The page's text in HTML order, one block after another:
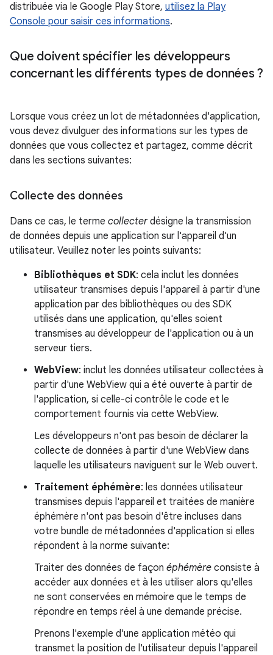
distribuée via le Google Play Store, utilisez la Play
Console pour saisir ces informations.
Que doivent spécifier les développeurs
concernant les différents types de données ?
Lorsque vous créez un lot de métadonnées d'application,
vous devez divulguer des informations sur les types de
données que vous collectez et partagez, comme décrit
dans les sections suivantes:
Collecte des données
Dans ce cas, le terme collecterdésigne la transmission
de données depuis une application sur l'appareil d'un
utilisateur. Veuillez noter les points suivants:
Bibliothèques et SDK: cela inclut les données
utilisateur transmises depuis l'appareil à partir d'une
application par des bibliothèques ou des SDK
utilisés dans une application, qu'elles soient
transmises au développeur de l'application ou à un
serveur tiers.
WebView: inclut les données utilisateur collectées à
partir d'une WebView qui a été ouverte à partir de
l'application, si celle-ci contrôle le code et le
comportement fournis via cette WebView.
Les développeurs n'ont pas besoin de déclarer la
collecte de données à partir d'une WebView dans
laquelle les utilisateurs naviguent sur le Web ouvert.
Traitement éphémère: les données utilisateur
transmises depuis l'appareil et traitées de manière
éphémère n'ont pas besoin d'être incluses dans
votre bundle de métadonnées d'application si elles
répondent à la norme suivante:
Traiter des données de façon éphémère consiste à
accéder aux données et à les utiliser alors qu'elles
ne sont conservées en mémoire que le temps de
répondre en temps réel à une demande précise.
Prenons l'exemple d'une application météo qui
transmet la position de l'utilisateur depuis l'appareil